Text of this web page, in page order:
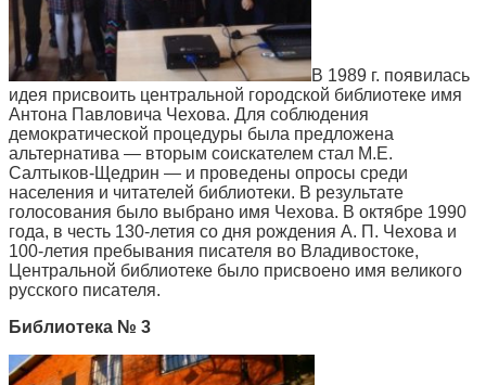
В 1989 г. появилась
идея присвоить центральной городской библиотеке имя
Антона Павловича Чехова. Для соблюдения
демократической процедуры была предложена
альтернатива — вторым соискателем стал М.Е.
Салтыков-Щедрин — и проведены опросы среди
населения и читателей библиотеки. В результате
голосования было выбрано имя Чехова. В октябре 1990
года, в честь 130-летия со дня рождения А. П. Чехова и
100-летия пребывания писателя во Владивостоке,
Центральной библиотеке было присвоено имя великого
русского писателя.
Библиотека № 3